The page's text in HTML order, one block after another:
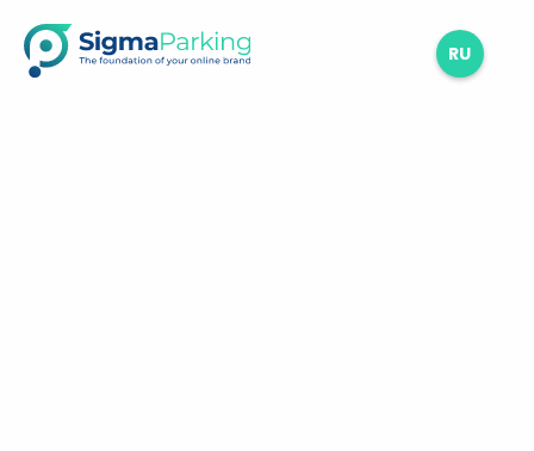
RU